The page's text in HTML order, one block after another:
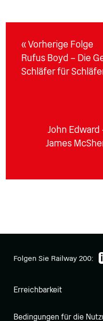
« Vorherige Folge
Rufus Boyd – Die
Schläfer für
John Edward
James
Folgen Sie Railway 200:
Erreichbarkeit
Bedingungen für die